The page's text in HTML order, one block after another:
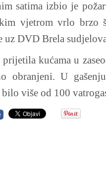
satima izbio je
vjetrom vrlo brzo
uz DVD Brela
kućama u
obranjeni. U
više od 100